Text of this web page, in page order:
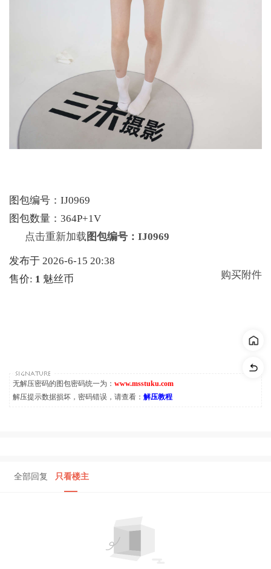
图包编号：IJ0969
图包数量：364P+1V
点击重新加载 图包编号：IJ0969
发布于 2026-6-15 20:38
售价: 1 魅丝币 购买附件
无解压密码的图包密码统一为： www.msstuku.com
解压提示数据损坏，密码错误，请查看： 解压教程
全部回复 只看楼主